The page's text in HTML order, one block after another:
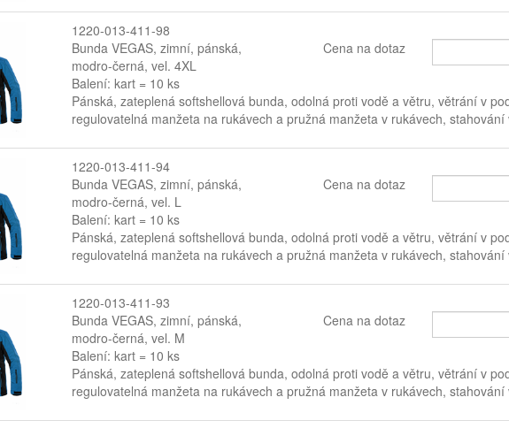
1220-013-411-98
Bunda VEGAS, zimní, pánská,
modro-černá, vel. 4XL
Balení: kart = 10 ks
Cena na dotaz
Pánská, zateplená softshellová bunda, odolná proti vodě a větru, větrání v
regulovatelná manžeta na rukávech a pružná manžeta v rukávech,
1220-013-411-94
Bunda VEGAS, zimní, pánská,
modro-černá, vel. L
Balení: kart = 10 ks
Cena na dotaz
Pánská, zateplená softshellová bunda, odolná proti vodě a větru, větrání v
regulovatelná manžeta na rukávech a pružná manžeta v rukávech,
1220-013-411-93
Bunda VEGAS, zimní, pánská,
modro-černá, vel. M
Balení: kart = 10 ks
Cena na dotaz
Pánská, zateplená softshellová bunda, odolná proti vodě a větru, větrání v
regulovatelná manžeta na rukávech a pružná manžeta v rukávech,